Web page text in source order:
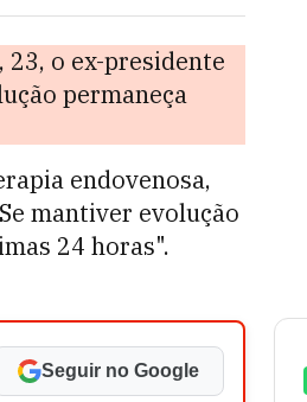
o ex-presidente
permaneça
endovenosa,
mantiver evolução
24 horas".
Seguir no Google